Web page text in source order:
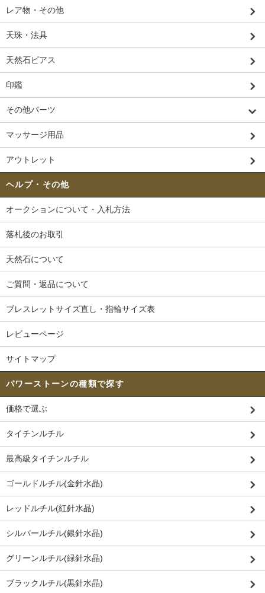
レア物・その他
天珠・法具
天然石ピアス
印鑑
その他パーツ
マッサージ用品
アウトレット
ヘルプ・その他
オークションについて・入札方法
落札後のお取引
天然石について
ご質問・返品について
ブレスレットサイズ直し・指輪サイズ表
レビューページ
サイトマップ
パワーストーンの種類で探す
価格で選ぶ
タイチンルチル
最高級タイチンルチル
ゴールドルチル(金針水晶)
レッドルチル(紅針水晶)
シルバールチル(銀針水晶)
グリーンルチル(緑針水晶)
ブラックルチル(黒針水晶)